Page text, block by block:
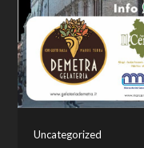
Uncategorized